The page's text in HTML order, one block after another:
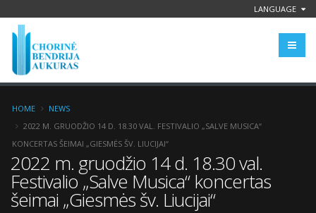
LANGUAGE
HOME
NEWS
2022 M. GRUODŽIO 14 D. 18.30 VAL. FESTIVALIO „SALVE MUSICA“
KONCERTAS ŠEIMAI „GIESMĖS ŠV. LIUCIJAI“
2022 m. gruodžio 14 d. 18.30 val.
Festivalio „Salve Musica“ koncertas
šeimai „Giesmės šv. Liucijai“